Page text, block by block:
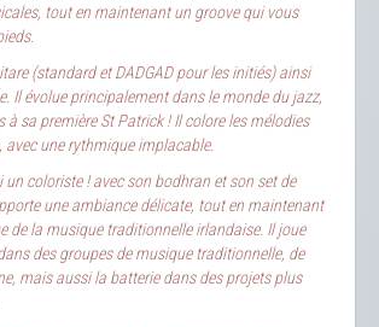
tout en maintenant un groove qui vous
(standard et DADGAD pour les initiés) ainsi
Il évolue principalement dans le monde du jazz,
à sa première St Patrick ! Il colore les mélodies
avec une rythmique implacable.
un coloriste ! avec son bodhran et son set de
une ambiance délicate, tout en maintenant
de la musique traditionnelle irlandaise. Il joue
des groupes de musique traditionnelle, de
mais aussi la batterie dans des projets plus